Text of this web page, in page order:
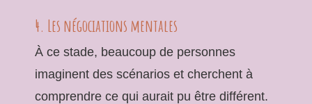
4. Les négociations mentales
À ce stade, beaucoup de personnes
imaginent des scénarios et cherchent à
comprendre ce qui aurait pu être différent.